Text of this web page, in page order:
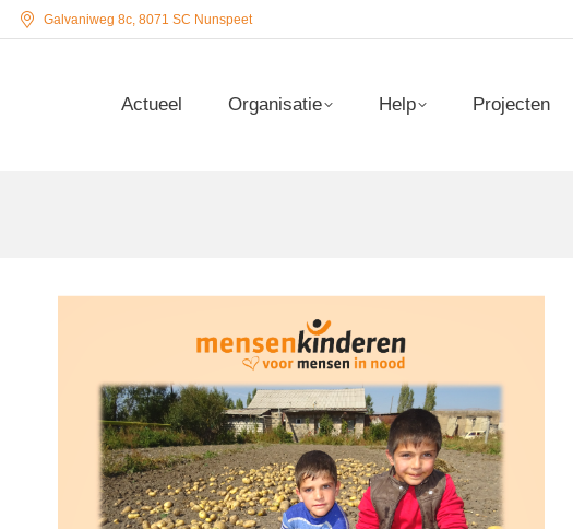
Galvaniweg 8c, 8071 SC Nunspeet
Actueel Organisatie Help Projecten
Actueel Organisatie Help Projecten